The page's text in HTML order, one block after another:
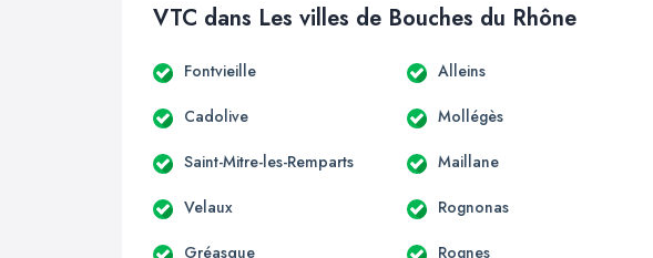
VTC dans Les villes de Bouches du Rhône
Fontvieille Alleins
Cadolive Mollégès
Saint-Mitre-les-Remparts Maillane
Velaux Rognonas
Gréasque Rognes